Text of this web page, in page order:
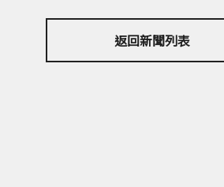
返回新聞列表